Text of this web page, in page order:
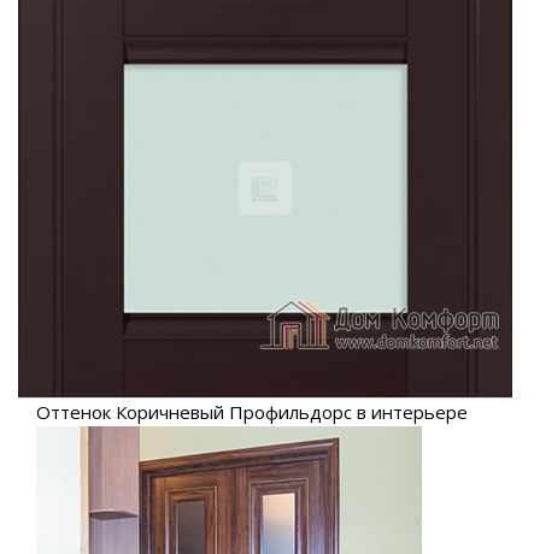
Оттенок Коричневый Профильдорс в интерьере